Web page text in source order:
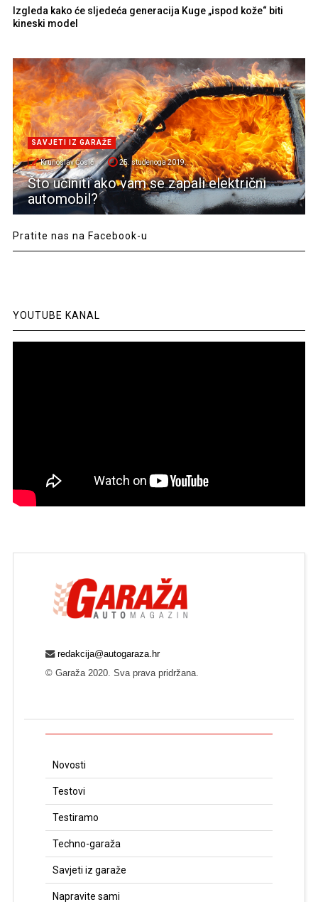
Izgleda kako će sljedeća generacija Kuge „ispod kože“ biti
kineski model
SAVJETI IZ GARAŽE
Krunoslav Ćosić 25. studenoga 2019.
Što učiniti ako vam se zapali električni
automobil?
Pratite nas na Facebook-u
YOUTUBE KANAL
redakcija@autogaraza.hr
© Garaža 2020. Sva prava pridržana.
Novosti
Testovi
Testiramo
Techno-garaža
Savjeti iz garaže
Napravite sami